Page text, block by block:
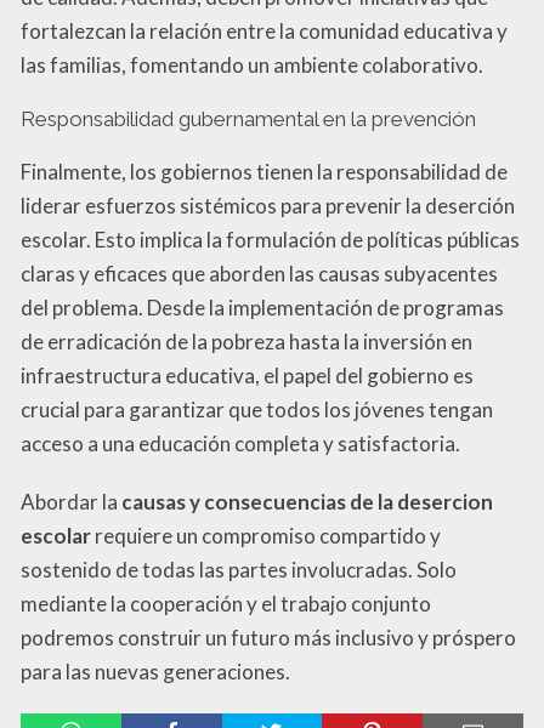
fortalezcan la relación entre la comunidad educativa y
las familias, fomentando un ambiente colaborativo.
Responsabilidad gubernamental en la prevención
Finalmente, los gobiernos tienen la responsabilidad de
liderar esfuerzos sistémicos para prevenir la deserción
escolar. Esto implica la formulación de políticas públicas
claras y eficaces que aborden las causas subyacentes
del problema. Desde la implementación de programas
de erradicación de la pobreza hasta la inversión en
infraestructura educativa, el papel del gobierno es
crucial para garantizar que todos los jóvenes tengan
acceso a una educación completa y satisfactoria.
Abordar la causas y consecuencias de la desercion
escolarrequiere un compromiso compartido y
sostenido de todas las partes involucradas. Solo
mediante la cooperación y el trabajo conjunto
podremos construir un futuro más inclusivo y próspero
para las nuevas generaciones.